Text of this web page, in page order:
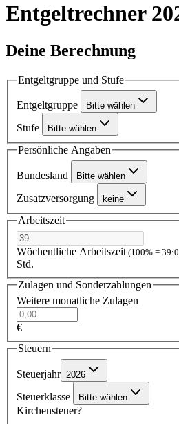
Entgeltrechner
Deine Berechnung
Entgeltgruppe und Stufe
Entgeltgruppe Bitte wählen
Stufe Bitte wählen
Persönliche Angaben
Bundesland Bitte wählen
Zusatzversorgung keine
Arbeitszeit
Wöchentliche Arbeitszeit (100% =
Std.
Zulagen und Sonderzahlungen
Weitere monatliche Zulagen
€
Steuern
Steuerjahr 2026
Steuerklasse Bitte wählen
Kirchensteuer?